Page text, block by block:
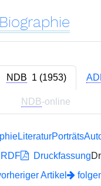
Biographie
NDB 1 (1953)
NDB-online
LiteraturPorträts
Druckfassung
Artikel